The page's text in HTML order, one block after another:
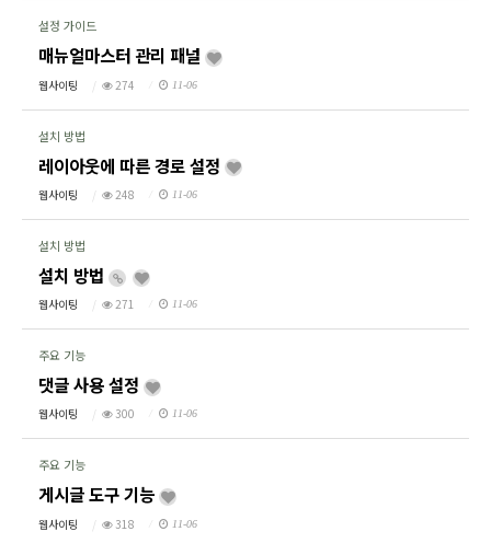
설정 가이드
매뉴얼마스터 관리 패널
웹사이팅 274 11-06
설치 방법
레이아웃에 따른 경로 설정
웹사이팅 248 11-06
설치 방법
설치 방법
웹사이팅 271 11-06
주요 기능
댓글 사용 설정
웹사이팅 300 11-06
주요 기능
게시글 도구 기능
웹사이팅 318 11-06